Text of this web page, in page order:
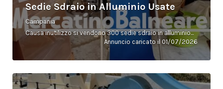
Sedie Sdraio in Alluminio Usate
Campania
Causa inutilizzo si vendono 300 sedie sdraio in alluminio...
Annuncio caricato il 01/07/2026